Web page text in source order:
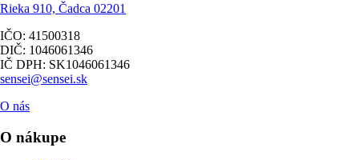
Rieka 910, Čadca 02201
IČO: 41500318
DIČ: 1046061346
IČ DPH: SK1046061346
sensei@sensei.sk
O nás
O nákupe